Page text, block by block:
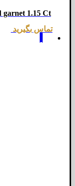
garnet 1.15 Ct
تماس بگیرید